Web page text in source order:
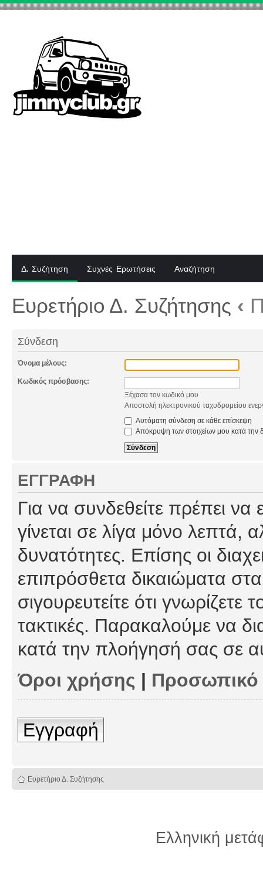
Δ. Συζήτηση Συχνές Ερωτήσεις Αναζήτηση
Ευρετήριο Δ. Συζήτησης ‹
Σύνδεση
Όνομα μέλους:
Κωδικός πρόσβασης:
Ξέχασα τον κωδικό μου
Αποστολή ηλεκτρονικού ταχυδρομείου
Αυτόματη σύνδεση σε κάθε επίσκεψη
Απόκρυψη των στοιχείων μου κατά την
ΕΓΓΡΑΦΉ
Για να συνδεθείτε πρέπει
γίνεται σε λίγα μόνο λεπτά,
δυνατότητες. Επίσης οι
επιπρόσθετα δικαιώματα
σιγουρευτείτε ότι γνωρίζετε
τακτικές. Παρακαλούμε να
κατά την πλοήγησή σας σε
Όροι χρήσης |
Εγγραφή
Ευρετήριο Δ. Συζήτησης
Ελληνική